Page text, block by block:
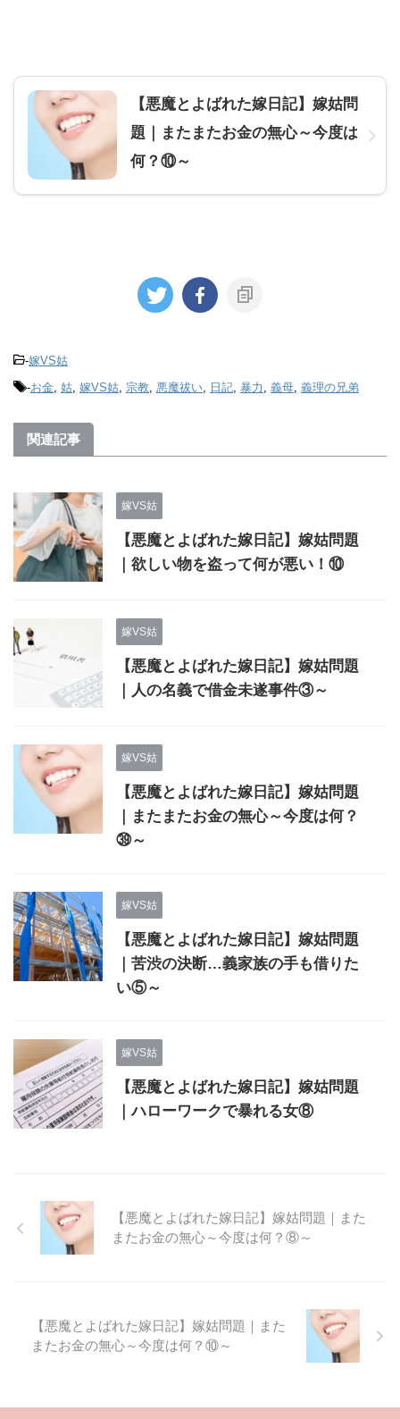
【悪魔とよばれた嫁日記】嫁姑問
題｜またまたお金の無心～今度は
何？⑩～
-嫁VS姑
-お金, 姑, 嫁VS姑, 宗教, 悪魔祓い, 日記, 暴力 , 義母, 義理の兄弟
関連記事
嫁VS姑
【悪魔とよばれた嫁日記】嫁姑問題
｜欲しい物を盗って何が悪い！⑩
嫁VS姑
【悪魔とよばれた嫁日記】嫁姑問題
｜人の名義で借金未遂事件③～
嫁VS姑
【悪魔とよばれた嫁日記】嫁姑問題
｜またまたお金の無心～今度は何？
㊴～
嫁VS姑
【悪魔とよばれた嫁日記】嫁姑問題
｜苦渋の決断…義家族の手も借りた
い⑤～
嫁VS姑
【悪魔とよばれた嫁日記】嫁姑問題
｜ハローワークで暴れる女⑧
【悪魔とよばれた嫁日記】嫁姑問題｜また
またお金の無心～今度は何？⑧～
【悪魔とよばれた嫁日記】嫁姑問題｜また
またお金の無心～今度は何？⑩～